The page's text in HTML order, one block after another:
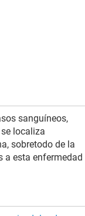
sanguíneos,
localiza
sobretodo de la
a esta enfermedad